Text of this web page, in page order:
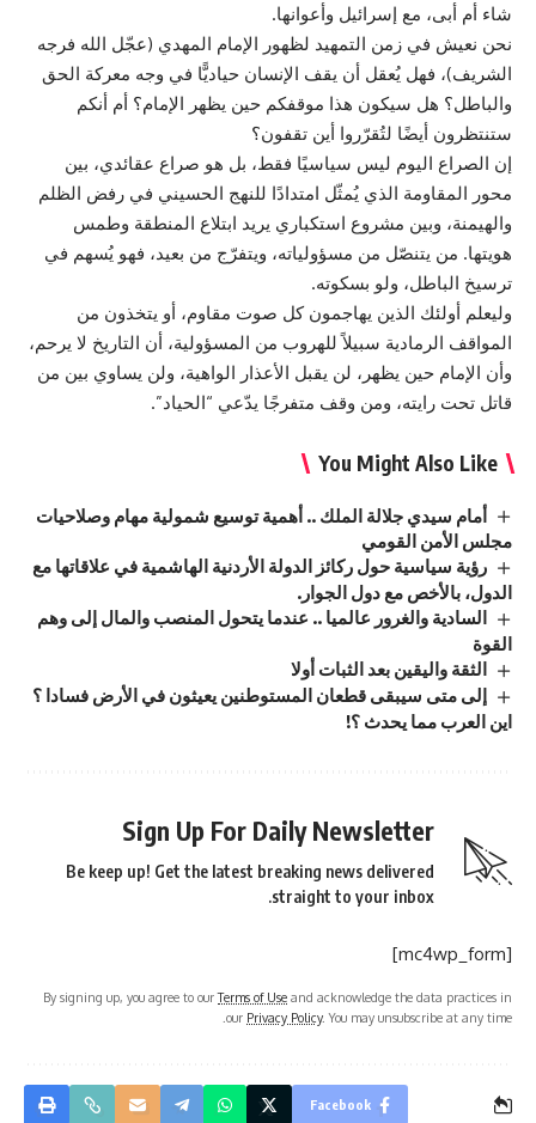
شاء أم أبى، مع إسرائيل وأعوانها.
نحن نعيش في زمن التمهيد لظهور الإمام المهدي (عجّل الله فرجه
الشريف)، فهل يُعقل أن يقف الإنسان حياديًّا في وجه معركة الحق
والباطل؟ هل سيكون هذا موقفكم حين يظهر الإمام؟ أم أنكم
ستنتظرون أيضًا لتُقرّروا أين تقفون؟
إن الصراع اليوم ليس سياسيًا فقط، بل هو صراع عقائدي، بين
محور المقاومة الذي يُمثّل امتدادًا للنهج الحسيني في رفض الظلم
والهيمنة، وبين مشروع استكباري يريد ابتلاع المنطقة وطمس
هويتها. من يتنصّل من مسؤولياته، ويتفرّج من بعيد، فهو يُسهم في
ترسيخ الباطل، ولو بسكوته.
وليعلم أولئك الذين يهاجمون كل صوت مقاوم، أو يتخذون من
المواقف الرمادية سبيلاً للهروب من المسؤولية، أن التاريخ لا يرحم،
وأن الإمام حين يظهر، لن يقبل الأعذار الواهية، ولن يساوي بين من
قاتل تحت رايته، ومن وقف متفرجًا يدّعي “الحياد”.
You Might Also Like
أمام سيدي جلالة الملك .. أهمية توسيع شمولية مهام وصلاحيات
مجلس الأمن القومي
رؤية سياسية حول ركائز الدولة الأردنية الهاشمية في علاقاتها مع
الدول، بالأخص مع دول الجوار.
السادية والغرور عالميا .. عندما يتحول المنصب والمال إلى وهم
القوة
الثقة واليقين بعد الثبات أولا
إلى متى سيبقى قطعان المستوطنين يعيثون في الأرض فسادا ؟
اين العرب مما يحدث ؟!
Sign Up For Daily Newsletter
Be keep up! Get the latest breaking news delivered
straight to your inbox.
[mc4wp_form]
By signing up, you agree to ourTerms of Use and acknowledge the data practices in
our Privacy Policy. You may unsubscribe at any time.
Facebook